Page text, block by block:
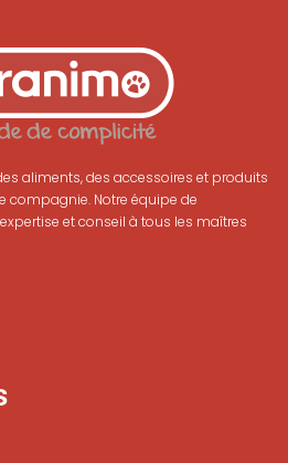
aliments, des accessoires et produits
compagnie. Notre équipe de
et conseil à tous les maîtres